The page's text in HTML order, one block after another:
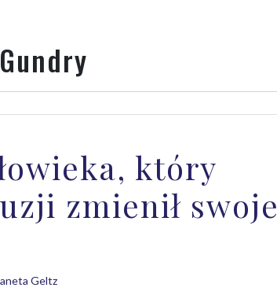
który
zmienił swoje
Geltz